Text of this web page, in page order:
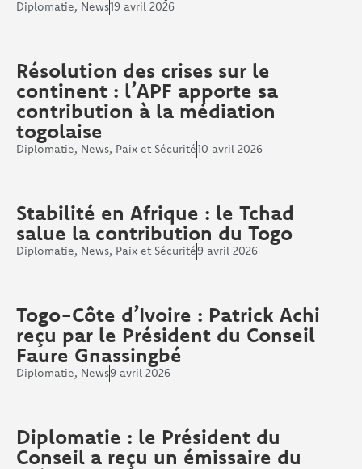
Diplomatie, News19 avril 2026
Résolution des crises sur le
continent : l’APF apporte sa
contribution à la médiation
togolaise
Diplomatie, News, Paix et Sécurité10 avril 2026
Stabilité en Afrique : le Tchad
salue la contribution du Togo
Diplomatie, News, Paix et Sécurité9 avril 2026
Togo-Côte d’Ivoire : Patrick Achi
reçu par le Président du Conseil
Faure Gnassingbé
Diplomatie, News9 avril 2026
Diplomatie : le Président du
Conseil a reçu un émissaire du